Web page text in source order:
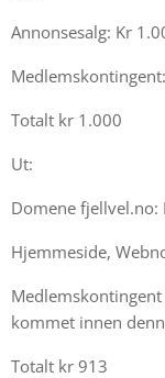
Annonsesalg: Kr
Totalt kr 1.000
Ut:
Domene fjellvel.no:
Hjemmeside,
kommet innen
Totalt kr 913